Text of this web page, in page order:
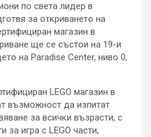
по света лидер в
за откриването на
магазин в
ще се състои на 19-и
на Paradise Center, ниво 0,
LEGO магазин в
възможност да изпитат
за всички възрасти, с
игра с LEGO части,